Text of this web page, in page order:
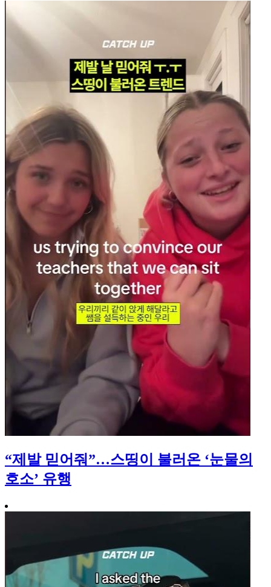
“제발 믿어줘”…스띵이 불러온 ‘눈물의
호소’ 유행